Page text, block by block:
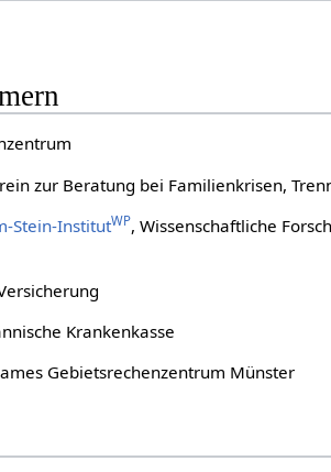
zur Beratung bei Familienkrisen,
Stein-InstitutWP, Wissenschaftliche
Krankenkasse
Gebietsrechenzentrum Münster